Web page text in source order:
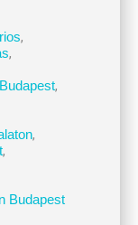
,
,
,
,
,
Budapest